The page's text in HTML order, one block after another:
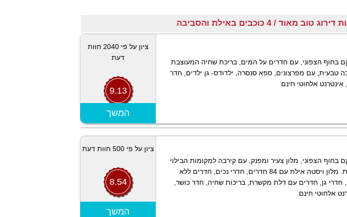
טוב מאוד / 4 כוכבים באילת והסביבה
ציון על פי 2040 חוות
דעת
9.13
הצג מפה
המשך
בחוף הצפוני, עם חדרים על המים, בריכת שחיה המעוצבת
טבעית, עם מפרצונים, ספא סנסרה, ילדודס- גן ילדים, חדר
אינטרנט אלחוטי חינם
ציון על פי 500 חוות דעת
8.54
הצג מפה
המשך
בחוף הצפוני, מלון צעיר ומפנק, עם קירבה למקומות הבילוי
באילת. מלון ויסטה אילת עם 84 חדרים, חדרי נכים, חדרים ללא
חדרי גן, חדרים עם דלת מקשרת, בריכות שחיה, חדר כושר,
אלחוטי חינם